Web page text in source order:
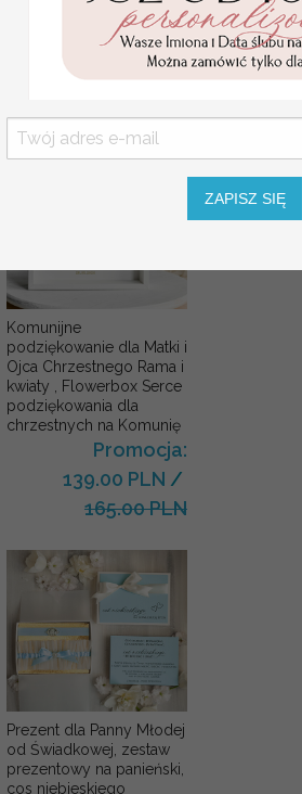
/105.00
PLN
Komunijne
podziękowanie dla Matki i
Ojca Chrzestnego Rama i
kwiaty , Flowerbox Serce
podziękowania dla
chrzestnych na Komunię
Promocja:
139.00 PLN /
165.00 PLN
Prezent dla Panny Młodej
od Świadkowej, zestaw
prezentowy na panieński,
cos niebieskiego
ZAPISZ SIĘ